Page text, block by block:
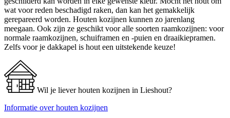
wat voor reden beschadigd raken, dan kan het gemakkelijk
gerepareerd worden. Houten kozijnen kunnen zo jarenlang
meegaan. Ook zijn ze geschikt voor alle soorten raamkozijnen: voor
normale raamkozijnen, schuiframen en -puien en draaikiepramen.
Zelfs voor je dakkapel is hout een uitstekende keuze!
Wil je liever houten kozijnen in Lieshout?
Informatie over houten kozijnen